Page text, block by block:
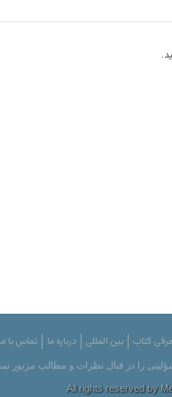
تماس با ما درباره ما بین المللی کتاب
را در قبال نظرات و مطالب مزبور